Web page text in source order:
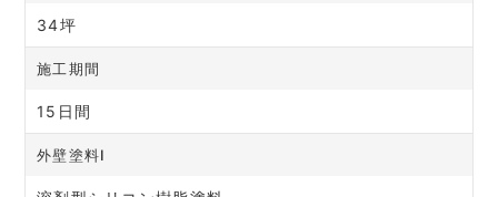
34坪
施工期間
15日間
外壁塗料Ⅰ